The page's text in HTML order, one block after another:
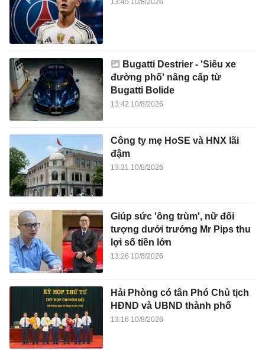
13:45 10/8/2026
Bugatti Destrier - 'Siêu xe
đường phố' nâng cấp từ
Bugatti Bolide
13:42 10/8/2026
Công ty mẹ HoSE và HNX lãi
đậm
13:31 10/8/2026
Giúp sức 'ông trùm', nữ đối
tượng dưới trướng Mr Pips thu
lợi số tiền lớn
13:26 10/8/2026
Hải Phòng có tân Phó Chủ tịch
HĐND và UBND thành phố
13:16 10/8/2026